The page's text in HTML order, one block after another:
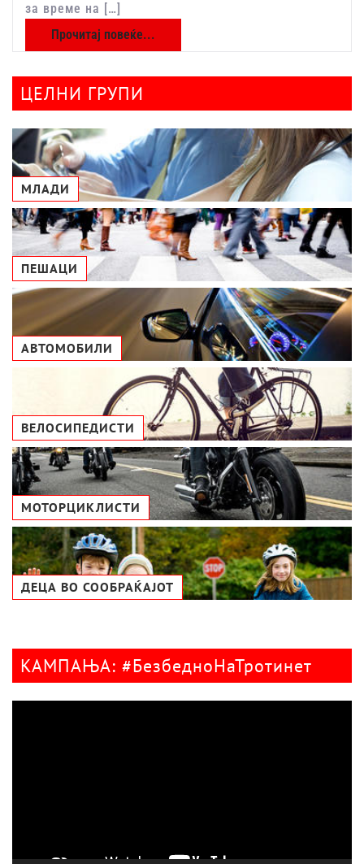
за време на […]
Прочитај повеќе...
ЦЕЛНИ ГРУПИ
МЛАДИ
ПЕШАЦИ
АВТОМОБИЛИ
ВЕЛОСИПЕДИСТИ
МОТОРЦИКЛИСТИ
ДЕЦА ВО СООБРАЌАЈОТ
КАМПАЊА: #БезбедноНаТротинет